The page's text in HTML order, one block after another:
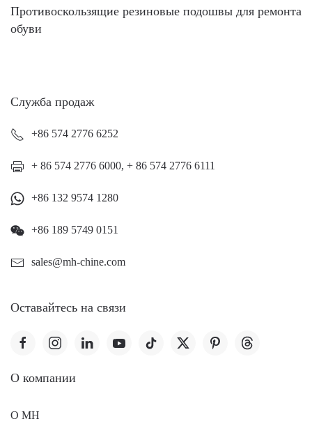
Противоскользящие резиновые подошвы для ремонта
обуви
Служба продаж
+86 574 2776 6252
+ 86 574 2776 6000, + 86 574 2776 6111
+86 132 9574 1280
+86 189 5749 0151
sales@mh-chine.com
Оставайтесь на связи
O компании
О MH